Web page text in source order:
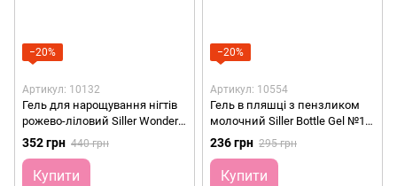
−20%
Артикул: 10132
Гель для нарощування нігтів
рожево-ліловий Siller Wonder
Gel №6, 30 мл
352 грн 440 грн
Купити
−20%
Артикул: 10554
Гель в пляшці з пензликом
молочний Siller Bottle Gel №11,
15 мл
236 грн 295 грн
Купити